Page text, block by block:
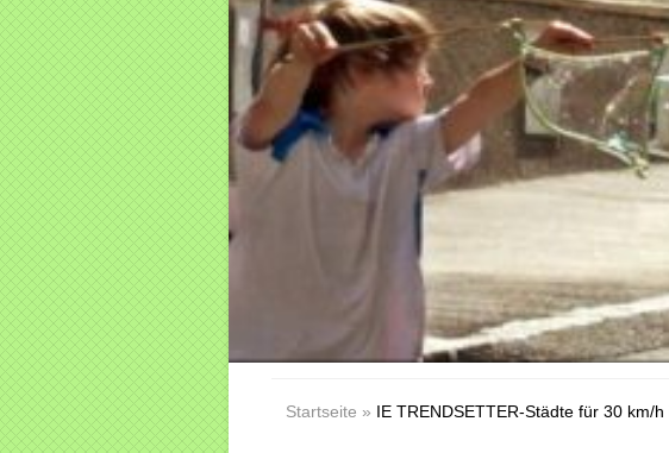
Startseite » IE TRENDSETTER-Städte für 30 km/h